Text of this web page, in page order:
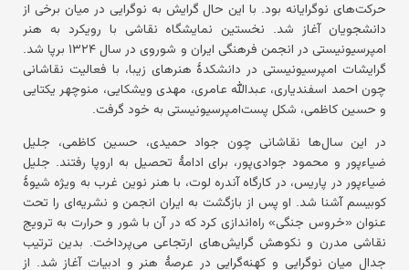
حرکت‌های نوگرایانه بود. با این حال گرایش به نوگرایی در میان برخی از
دانشجویان آغاز شد. نخستین نمایشگاه نقاشی با رویکرد به هنر
امپرسیونیستی در انجمن فرهنگی ایران و شوروی در سال ۱۳۲۴ برپا شد.
گرایشات امپرسیونیستی در دانشکدهٔ هنرهای زیبا، با فعالیت نقاشانی
چون احمد اسفندیاری، عبدالله عامری، مهدی ویشکایی، منوچهر یکتایی
و حسین کاظمی، شکل پست‌امپرسیونیستی به خود گرفت.
در این سال‌ها نقاشانی چون جواد حمیدی، حسین کاظمی، جلیل
ضیاءپور و محمود جوادی‌پور، برای ادامهٔ تحصیل به اروپا رفتند. جلیل
ضیاءپور در پاریس، در کارگاه آندره ‌لوت، با هنر نوین غرب به ویژه شیوهٔ
کوبیسم آشنا شد. او پس از بازگشت به ایران انجمن و نشریه‌ای را تحت
عنوان «خروس جنگی» راه‌اندازی کرد که در آن با شور و حرارت به ترویج
نقاشی مدرن و نکوهش گرایش‌های ارتجاعی می‌پرداخت. بدین ترتیب
جدال میان نوگرایی و کهنه‌گرایی در عرصهٔ هنر و ادبیات آغاز شد. از